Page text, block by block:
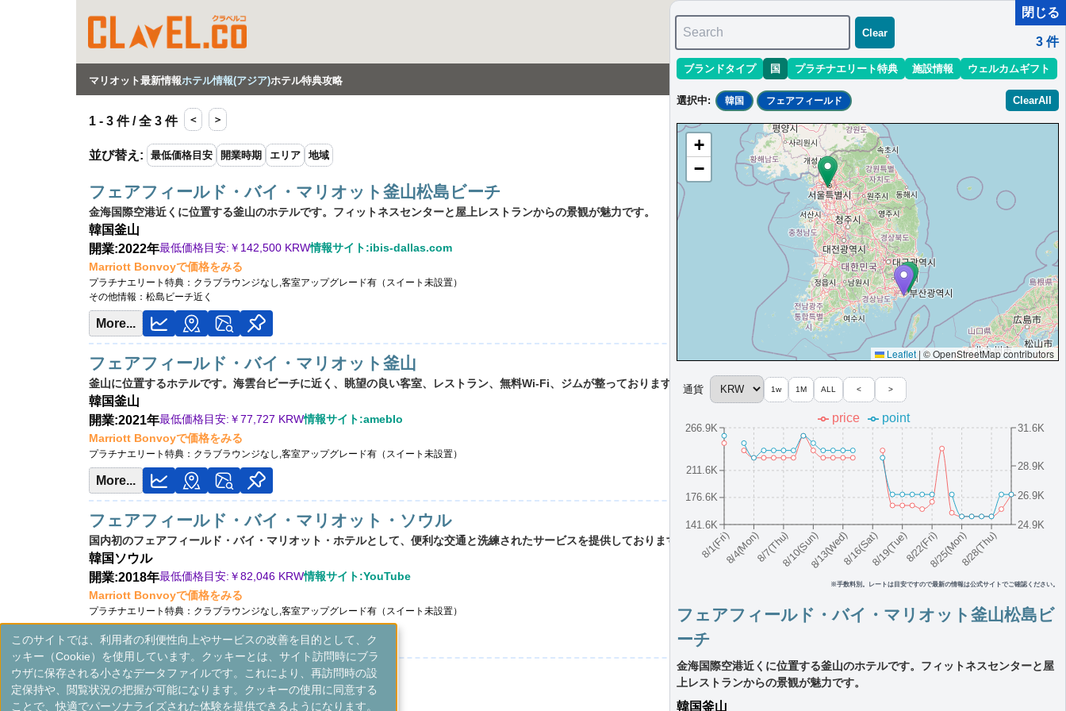
マリオット最新情報ホテル情報(アジア)ホテル特典攻略
1 - 3 件 / 全 3 件 ＜ ＞
並び替え : 最低価格目安 開業時期 エリア 地域
フェアフィールド・バイ・マリオット釜山松島ビーチ
金海国際空港近くに位置する釜山のホテルです。フィットネスセンターと屋上レストランからの景観が魅力です。
韓国釜山
開業:2022年最低価格目安:￥ 142,500 KRW情報サイト:ibis-dallas.com
Marriott Bonvoyで価格をみる
プラチナエリート特典： クラブラウンジなし,客室アップグレード有（スイート未設置）
その他情報： 松島ビーチ近く
More...
フェアフィールド・バイ・マリオット釜山
釜山に位置するホテルです。海雲台ビーチに近く、眺望の良い客室、レストラン、無料Wi-Fi、ジムが整っております。
韓国釜山
開業:2021年最低価格目安:￥77,727 KRW情報サイト:ameblo
Marriott Bonvoyで価格をみる
プラチナエリート特典： クラブラウンジなし,客室アップグレード有（スイート未設置）
More...
フェアフィールド・バイ・マリオット・ソウル
国内初のフェアフィールド・バイ・マリオット・ホテルとして、便利な交通と洗練されたサービスを提供しております。
韓国 ソウル
開業:2018年最低価格目安:￥82,046 KRW情報サイト:YouTube
Marriott Bonvoyで価格をみる
プラチナエリート特典： クラブラウンジなし,客室アップグレード有（スイート未設置）
More...
1 - 3 件 / 全 3 件 ＜ ＞
閉じる
Search
Clear
3 件
ブランドタイプ 国 プラチナエリート特典 施設情報 ウェルカムギフト
選択中: 韓国 フェアフィールド ClearAll
+
−
Leaflet | © OpenStreetMap contributors
8/1(Fri)8/4(Mon)8/7(Thu)8/10(Sun)8/13(Wed)8/16(Sat)8/19(Tue)8/22(Fri)8/25(Mon)8/28(Thu)
141.6K
176.6K
211.6K
266.9K
24.9K
26.9K
28.9K
31.6K
price point
※手数料別。レートは目安ですので最新の情報は公式サイトでご確認ください。
通貨 1w 1M ALL < >
フェアフィールド・バイ・マリオット釜山松島ビ
ーチ
金海国際空港近くに位置する釜山のホテルです。フィットネスセンターと屋
上レストランからの景観が魅力です。
韓国釜山
このサイトでは、利用者の利便性向上やサービスの改善を目的として、ク
ッキー（Cookie）を使用しています。クッキーとは、サイト訪問時にブラ
ウザに保存される小さなデータファイルです。これにより、再訪問時の設
定保持や、閲覧状況の把握が可能になります。クッキーの使用に同意する
ことで、快適でパーソナライズされた体験を提供できるようになります。